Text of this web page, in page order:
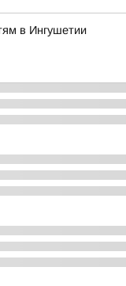
в Ингушетии